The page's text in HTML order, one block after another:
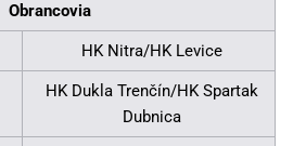
Obrancovia
HK Nitra/HK Levice
HK Dukla Trenčín/HK Spartak
Dubnica